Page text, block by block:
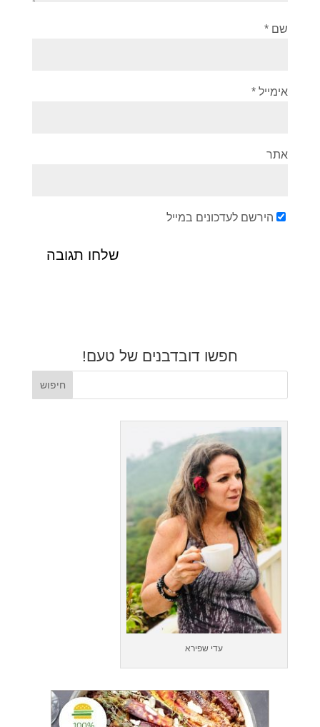
שם *
אימייל *
אתר
הירשם לעדכונים במייל
חפשו דובדבנים של טעם!
עדי שפירא